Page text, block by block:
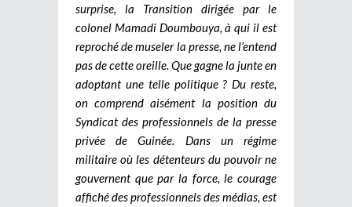
surprise, la Transition dirigée par le
colonel Mamadi Doumbouya, à qui il est
reproché de museler la presse, ne l’entend
pas de cette oreille. Que gagne la junte en
adoptant une telle politique ? Du reste,
on comprend aisément la position du
Syndicat des professionnels de la presse
privée de Guinée. Dans un régime
militaire où les détenteurs du pouvoir ne
gouvernent que par la force, le courage
affiché des professionnels des médias, est